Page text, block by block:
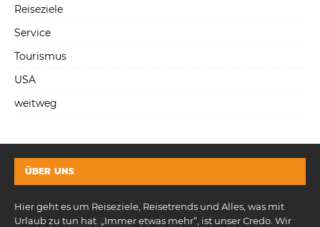
Reiseziele
Service
Tourismus
USA
weitweg
ÜBER UNS
Hier geht es um Reiseziele, Reisetrends und Alles, was mit
Urlaub zu tun hat. „Immer etwas mehr“, ist unser Credo. Wir